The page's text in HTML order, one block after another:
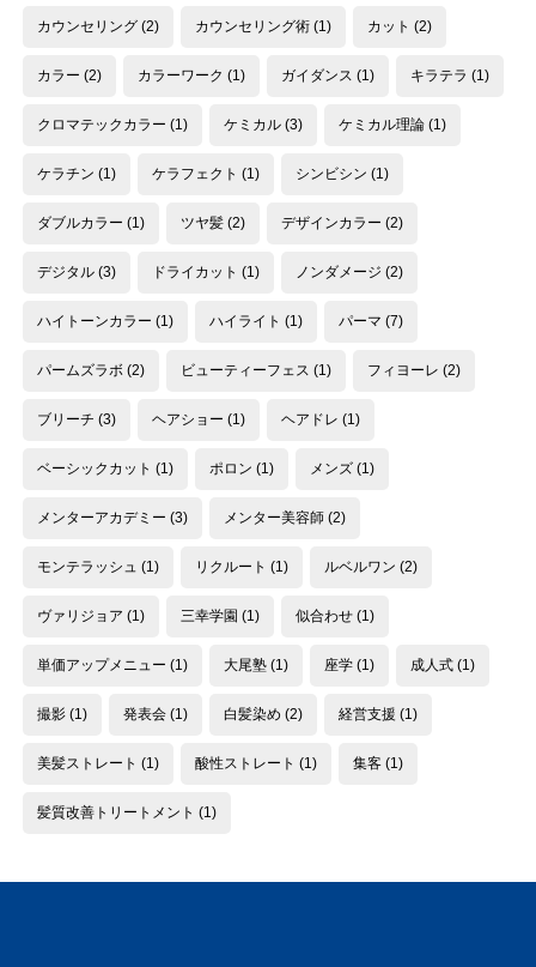
カウンセリング (2) カウンセリング術 (1) カット (2)
カラー (2) カラーワーク (1) ガイダンス (1) キラテラ (1)
クロマテックカラー (1) ケミカル (3) ケミカル理論 (1)
ケラチン (1) ケラフェクト (1) シンビシン (1)
ダブルカラー (1) ツヤ髪 (2) デザインカラー (2)
デジタル (3) ドライカット (1) ノンダメージ (2)
ハイトーンカラー (1) ハイライト (1) パーマ (7)
パームズラボ (2) ビューティーフェス (1) フィヨーレ (2)
ブリーチ (3) ヘアショー (1) ヘアドレ (1)
ベーシックカット (1) ポロン (1) メンズ (1)
メンターアカデミー (3) メンター美容師 (2)
モンテラッシュ (1) リクルート (1) ルベルワン (2)
ヴァリジョア (1) 三幸学園 (1) 似合わせ (1)
単価アップメニュー (1) 大尾塾 (1) 座学 (1) 成人式 (1)
撮影 (1) 発表会 (1) 白髪染め (2) 経営支援 (1)
美髪ストレート (1) 酸性ストレート (1) 集客 (1)
髪質改善トリートメント (1)